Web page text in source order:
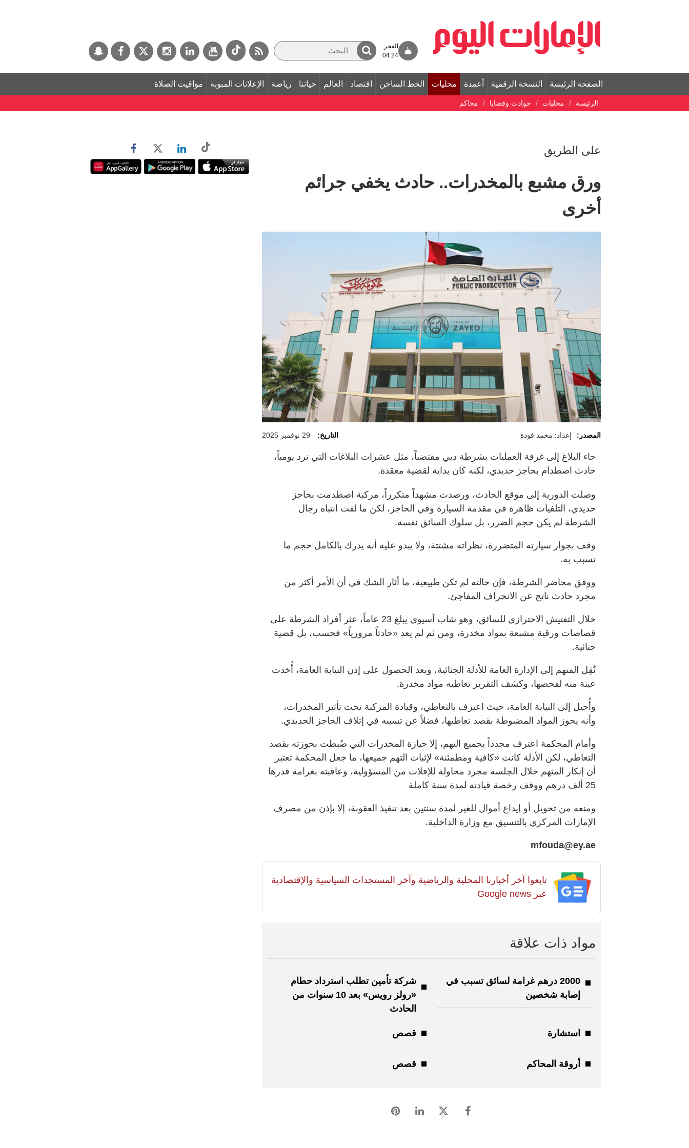
الفجر
04:24
الصفحة الرئيسة النسخة الرقمية أعمدة محليات الخط الساخن اقتصاد العالم حياتنا رياضة الإعلانات المبوبة مواقيت الصلاة
الرئيسة محليات حوادث وقضايا محاكم
على الطريق
ورق مشبع بالمخدرات.. حادث يخفي جرائم
أخرى
المصدر: إعداد: محمد فودة التاريخ: 29 نوفمبر 2025
جاء البلاغ إلى غرفة العمليات بشرطة دبي مقتضباً، مثل عشرات البلاغات التي ترد يومياً،
حادث اصطدام بحاجز حديدي، لكنه كان بداية لقضية معقدة.
وصلت الدورية إلى موقع الحادث، ورصدت مشهداً متكرراً، مركبة اصطدمت بحاجز
حديدي، التلفيات ظاهرة في مقدمة السيارة وفي الحاجز، لكن ما لفت انتباه رجال
الشرطة لم يكن حجم الضرر، بل سلوك السائق نفسه.
وقف بجوار سيارته المتضررة، نظراته مشتتة، ولا يبدو عليه أنه يدرك بالكامل حجم ما
تسبب به.
ووفق محاضر الشرطة، فإن حالته لم تكن طبيعية، ما أثار الشك في أن الأمر أكثر من
مجرد حادث ناتج عن الانحراف المفاجئ.
خلال التفتيش الاحترازي للسائق، وهو شاب آسيوي يبلغ 23 عاماً، عثر أفراد الشرطة على
قصاصات ورقية مشبعة بمواد مخدرة، ومن ثم لم يعد «حادثاً مرورياً» فحسب، بل قضية
جنائية.
نُقِل المتهم إلى الإدارة العامة للأدلة الجنائية، وبعد الحصول على إذن النيابة العامة، أُخذت
عينة منه لفحصها، وكشف التقرير تعاطيه مواد مخدرة.
وأُحيل إلى النيابة العامة، حيث اعترف بالتعاطي، وقيادة المركبة تحت تأثير المخدرات،
وأنه يحوز المواد المضبوطة بقصد تعاطيها، فضلاً عن تسببه في إتلاف الحاجز الحديدي.
وأمام المحكمة اعترف مجدداً بجميع التهم، إلا حيازة المخدرات التي ضُبِطت بحوزته بقصد
التعاطي، لكن الأدلة كانت «كافية ومطمئنة» لإثبات التهم جميعها، ما جعل المحكمة تعتبر
أن إنكار المتهم خلال الجلسة مجرد محاولة للإفلات من المسؤولية، وعاقبته بغرامة قدرها
25 ألف درهم ووقف رخصة قيادته لمدة سنة كاملة
ومنعه من تحويل أو إيداع أموال للغير لمدة سنتين بعد تنفيذ العقوبة، إلا بإذن من مصرف
الإمارات المركزي بالتنسيق مع وزارة الداخلية.
mfouda@ey.ae
تابعوا آخر أخبارنا المحلية والرياضية وآخر المستجدات السياسية والإقتصادية
عبر Google news
مواد ذات علاقة
2000 درهم غرامة لسائق تسبب في
إصابة شخصين
شركة تأمين تطلب استرداد حطام
«رولز رويس» بعد 10 سنوات من
الحادث
استشارة قصص
أروقة المحاكم قصص